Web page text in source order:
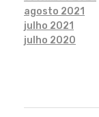
agosto 2021
julho 2021
julho 2020